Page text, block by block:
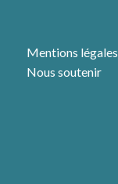
Mentions légales
Nous soutenir